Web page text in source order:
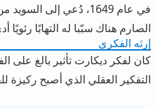
في عام 1649، دُعي إلى
الصارم هناك سبّبا له التهابًا رئويًا أدى إلى
إرثه الفكري
كان لفكر ديكارت تأثير بالغ على
التفكير العقلي الذي أصبح ركيزة